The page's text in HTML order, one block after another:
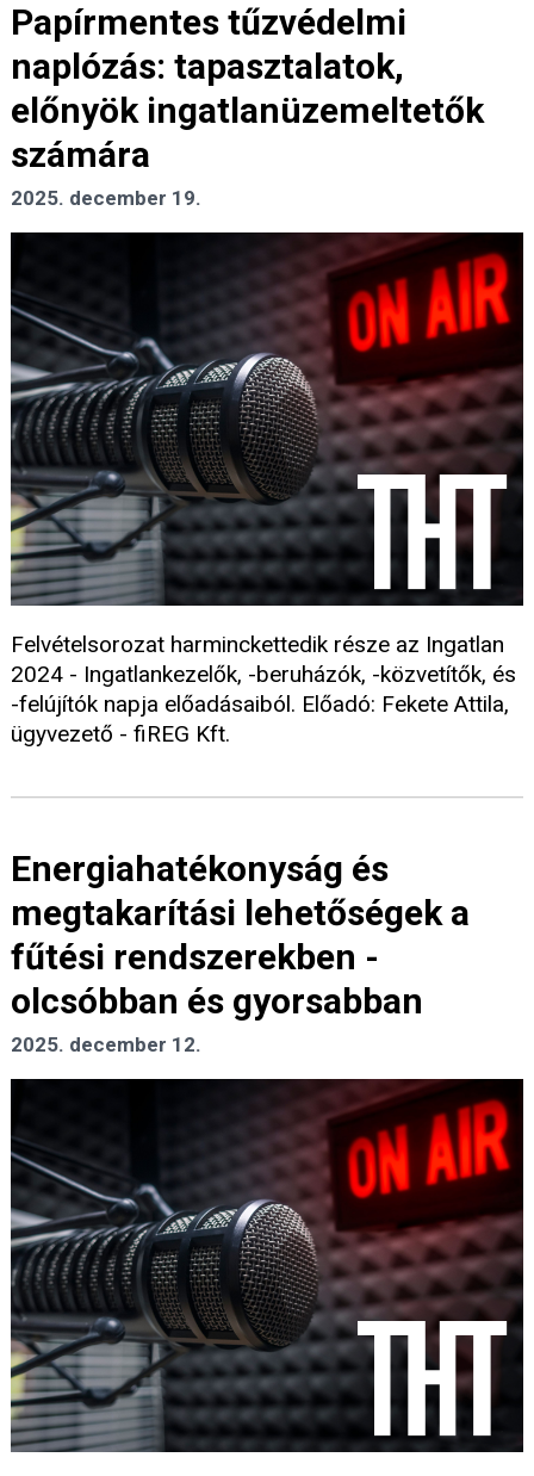
Papírmentes tűzvédelmi
naplózás: tapasztalatok,
előnyök ingatlanüzemeltetők
számára
2025. december 19.
Felvételsorozat harminckettedik része az Ingatlan
2024 - Ingatlankezelők, -beruházók, -közvetítők, és
-felújítók napja előadásaiból. Előadó: Fekete Attila,
ügyvezető - fiREG Kft.
Energiahatékonyság és
megtakarítási lehetőségek a
fűtési rendszerekben -
olcsóbban és gyorsabban
2025. december 12.